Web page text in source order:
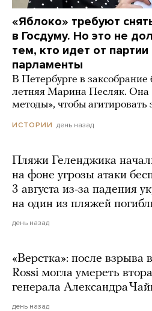
«Яблоко» требуют
в Госдуму. Но это не
тем, кто идет от
парламенты
В Петербурге в заксобрание
летняя Марина Песляк. Она
методы», чтобы агитировать
ИСТОРИИ день назад
Пляжи Геленджика
на фоне угрозы атаки
3 августа из-за падения
на один из пляжей
день назад
«Верстка»: после взрыва
Rossi могла умереть
генерала Александра
день назад